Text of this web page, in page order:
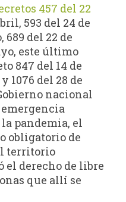
457 del 22
593 del 24 de
689 del 22 de
este último
847 del 14 de
1076 del 28 de
nacional
pandemia, el
obligatorio de
territorio
el derecho de libre
que allí se